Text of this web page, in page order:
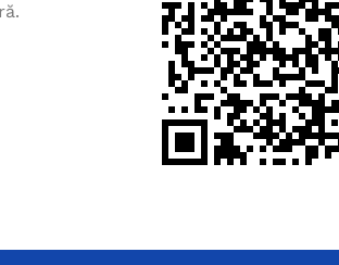
Cazi din acril
Cadă de baie din acril,
ușurință pe Creadivo.
Vezi produsele